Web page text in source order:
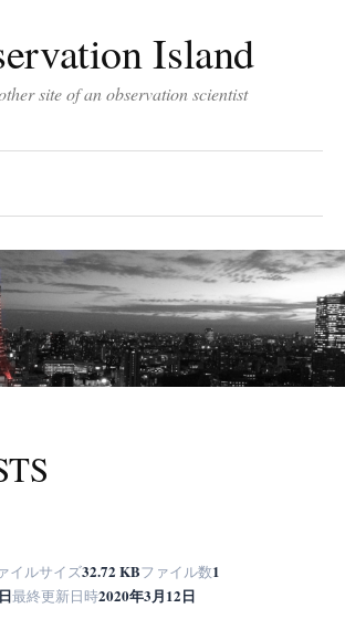
Island
site of an observation scientist
イルサイズ32.72 KBファイル数1
最終更新日時2020年3月12日